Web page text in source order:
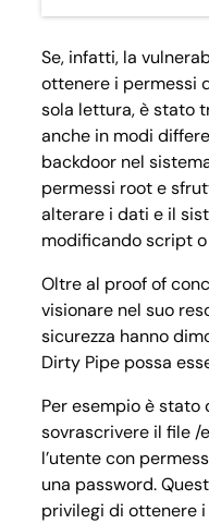
Se, infatti, la
ottenere i permessi
sola lettura, è stato
anche in modi
backdoor nel
permessi root e
alterare i dati e il
modificando script
Oltre al proof of
visionare nel suo
sicurezza hanno
Dirty Pipe possa
Per esempio è
sovrascrivere il file/
l’utente con
una password.
privilegi di ottenere